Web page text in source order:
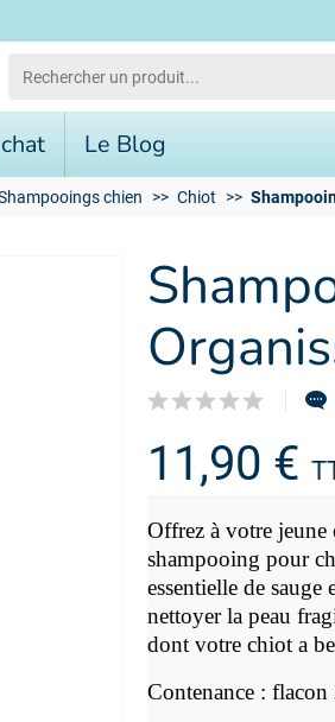
Le Blog
chien Chiot
11,90 €
Offrez à votre jeune
shampooing pour
essentielle de
nettoyer la peau
dont votre chiot a
Contenance :